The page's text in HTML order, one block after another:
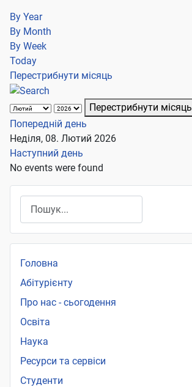
By Year
By Month
By Week
Today
Перестрибнути місяць
Перестрибнути місяць
Попередній день
Неділя, 08. Лютий 2026
Наступний день
No events were found
Головна
Абітурієнту
Про нас - сьогодення
Освіта
Наука
Ресурси та сервіси
Студенти